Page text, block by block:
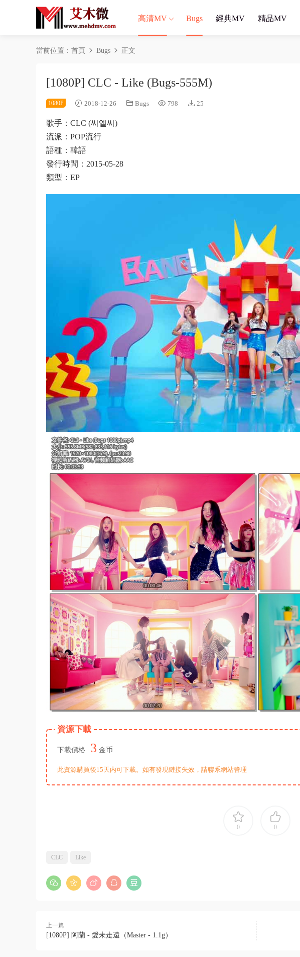
高清MV Bugs 經典MV 精品MV
當前位置： 首頁 Bugs 正文
[1080P] CLC - Like (Bugs-555M)
1080P 2018-12-26 Bugs 798 25
歌手：CLC (씨엘씨)
流派：POP流行
語種：韓語
發行時間：2015-05-28
類型：EP
資源下載
下載價格 3 金币
此資源購買後15天内可下載。如有發現鏈接失效，請聯系網站管理
0 0
CLC Like
上一篇
[1080P] 阿蘭 - 愛未走遠（Master - 1.1g）